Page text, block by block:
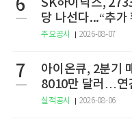
6
SK하이닉스,
당 나선다...“추가
개”
주요공시 2026-08-07
7
아이온큐, 2분기
8010만 달러…연
실적공시 2026-08-06